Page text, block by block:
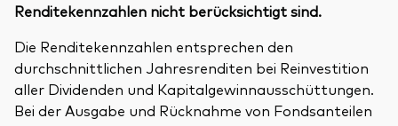
Renditekennzahlen nicht berücksichtigt sind.
Die Renditekennzahlen entsprechen den
durchschnittlichen Jahresrenditen bei Reinvestition
aller Dividenden und Kapitalgewinnausschüttungen.
Bei der Ausgabe und Rücknahme von Fondsanteilen